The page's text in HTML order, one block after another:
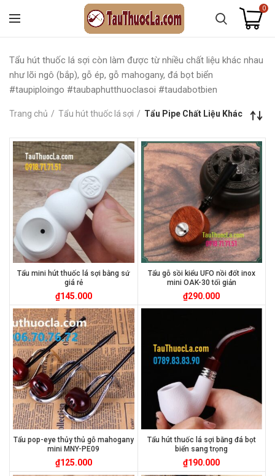
0
Tẩu hút thuốc lá sợi còn làm được từ nhiều chất liệu khác nhau
như lõi ngô (bắp), gỗ ép, gỗ mahogany, đá bọt biển
#taupiploingo #taubaphutthuoclasoi #taudabotbien
Trang chủ Tẩu hút thuốc lá sợi Tẩu Pipe Chất Liệu Khác
Tẩu mini hút thuốc lá sợi bằng sứ
giá rẻ
₫145.000
Tẩu gỗ sồi kiểu UFO nồi đốt inox
mini OAK-30 tối giản
₫290.000
Tẩu pop-eye thủy thủ gỗ mahogany
mini MNY-PE09
₫125.000
Tẩu hút thuốc lá sợi bằng đá bọt
biển sang trọng
₫190.000